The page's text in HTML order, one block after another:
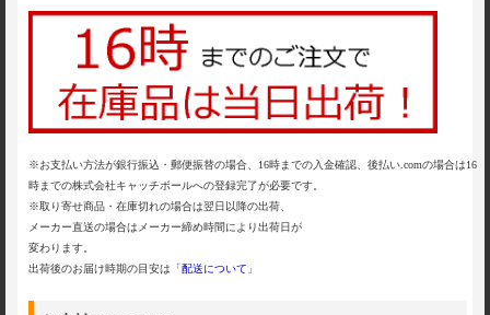
※お支払い方法が銀行振込・郵便振替の場合、16時までの入金確認、後払い.comの場合は16
時までの株式会社キャッチボールへの登録完了が必要です。
※取り寄せ商品・在庫切れの場合は翌日以降の出荷、
メーカー直送の場合はメーカー締め時間により出荷日が
変わります。
出荷後のお届け時期の目安は「 配送について 」